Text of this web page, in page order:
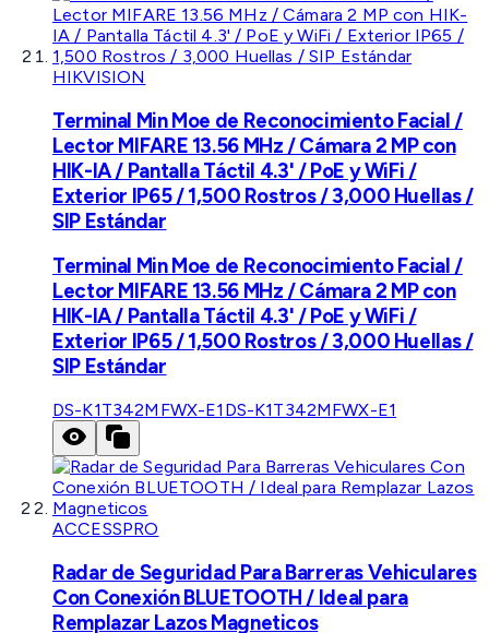
HIKVISION
Terminal Min Moe de Reconocimiento Facial /
Lector MIFARE 13.56 MHz / Cámara 2 MP con
HIK-IA / Pantalla Táctil 4.3' / PoE y WiFi /
Exterior IP65 / 1,500 Rostros / 3,000 Huellas /
SIP Estándar
Terminal Min Moe de Reconocimiento Facial /
Lector MIFARE 13.56 MHz / Cámara 2 MP con
HIK-IA / Pantalla Táctil 4.3' / PoE y WiFi /
Exterior IP65 / 1,500 Rostros / 3,000 Huellas /
SIP Estándar
DS-K1T342MFWX-E1 DS-K1T342MFWX-E1
ACCESSPRO
Radar de Seguridad Para Barreras Vehiculares
Con Conexión BLUETOOTH / Ideal para
Remplazar Lazos Magneticos